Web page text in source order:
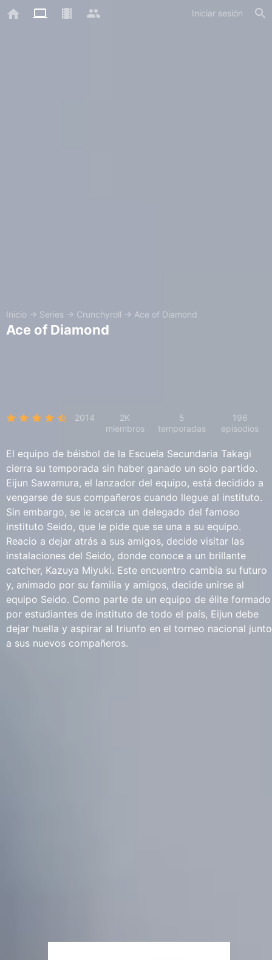
Iniciar sesión
Inicio → Series → Crunchyroll → Ace of Diamond
Ace of Diamond
2014
2K
miembros
5
temporadas
196
episodios
El equipo de béisbol de la Escuela Secundaria Takagi
cierra su temporada sin haber ganado un solo partido.
Eijun Sawamura, el lanzador del equipo, está decidido a
vengarse de sus compañeros cuando llegue al instituto.
Sin embargo, se le acerca un delegado del famoso
instituto Seido, que le pide que se una a su equipo.
Reacio a dejar atrás a sus amigos, decide visitar las
instalaciones del Seido, donde conoce a un brillante
catcher, Kazuya Miyuki. Este encuentro cambia su futuro
y, animado por su familia y amigos, decide unirse al
equipo Seido. Como parte de un equipo de élite formado
por estudiantes de instituto de todo el país, Eijun debe
dejar huella y aspirar al triunfo en el torneo nacional junto
a sus nuevos compañeros.